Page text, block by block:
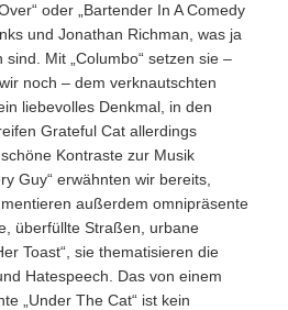
oder „Bartender In A Comedy
und Jonathan Richman, was ja
Mit „Columbo“ setzen sie –
noch – dem verknautschten
liebevolles Denkmal, in den
Grateful Cat allerdings
Kontraste zur Musik
Guy“ erwähnten wir bereits,
außerdem omnipräsente
überfüllte Straßen, urbane
Toast“, sie thematisieren die
Hatespeech. Das von einem
„Under The Cat“ ist kein